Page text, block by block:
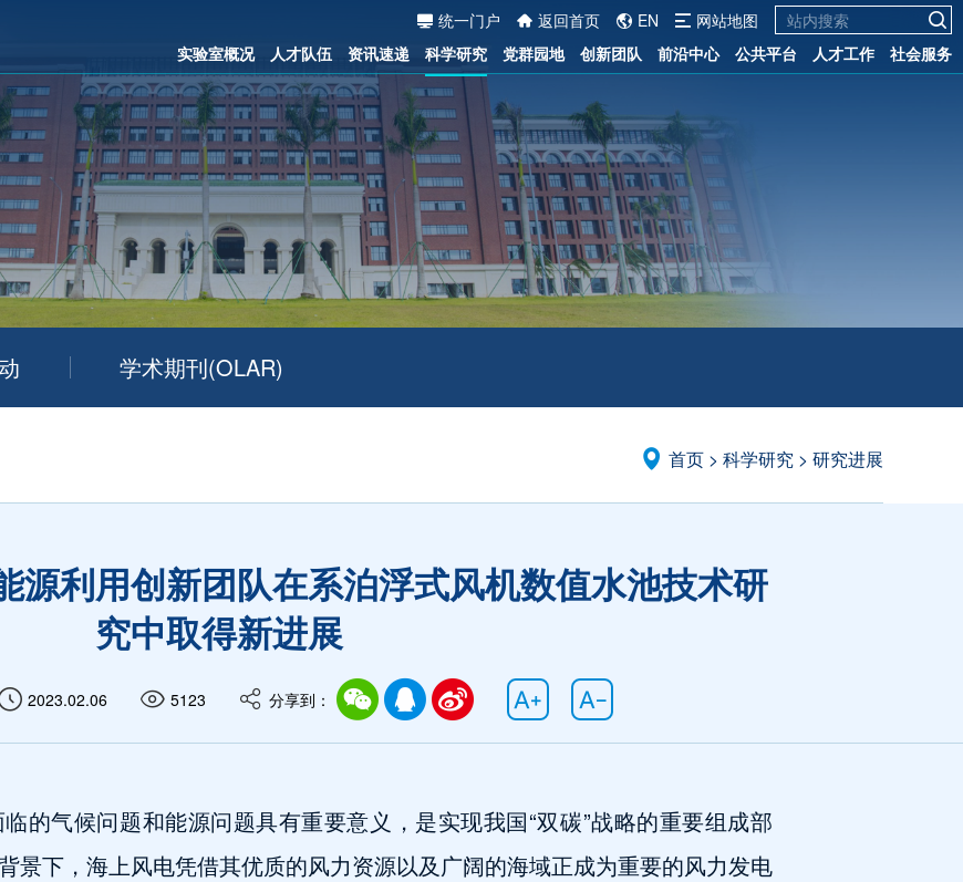
统一门户 返回首页 EN
网站地图
实验室概况
人才队伍 资讯速递 科学研究 党群园地 创新团队 前沿中心 公共平台 人才工作 社会服务
学术期刊(OLAR)
首页 > 科学研究 > 研究进展
源利用创新团队在系泊浮式风机数值水池技术研
究中取得新进展
2023.02.06 5123 分享到：
的气候问题和能源问题具有重要意义，是实现我国“双碳”战略的重要组成部
景下，海上风电凭借其优质的风力资源以及广阔的海域正成为重要的风力发电